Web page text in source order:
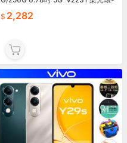
2,282